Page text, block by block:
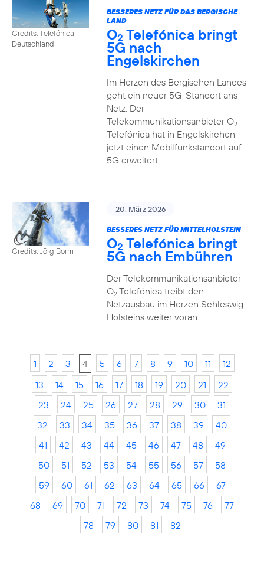
Credits: Telefónica
Deutschland
BESSERES NETZ FÜR DAS BERGISCHE
LAND
O2 Telefónica bringt
5G nach
Engelskirchen
Im Herzen des Bergischen Landes
geht ein neuer 5G-Standort ans
Netz: Der
Telekommunikationsanbieter O2
Telefónica hat in Engelskirchen
jetzt einen Mobilfunkstandort auf
5G erweitert
Credits: Jörg Borm
20. März 2026
BESSERES NETZ FÜR MITTELHOLSTEIN
O2 Telefónica bringt
5G nach Embühren
Der Telekommunikationsanbieter
O2Telefónica treibt den
Netzausbau im Herzen Schleswig-
Holsteins weiter voran
1 2 3 4 5 6 7 8 9 10 11
12
13
14 15 16 17 18 19 20 21
22
23
24 25 26 27 28 29 30
31
32
33 34 35 36 37 38 39
40
41
42 43 44 45 46 47 48
49
50
51 52 53 54 55 56 57
58
59
60 61 62 63 64 65 66
67
68
69 70 71 72 73 74 75 76
77
78
79 80 81 82